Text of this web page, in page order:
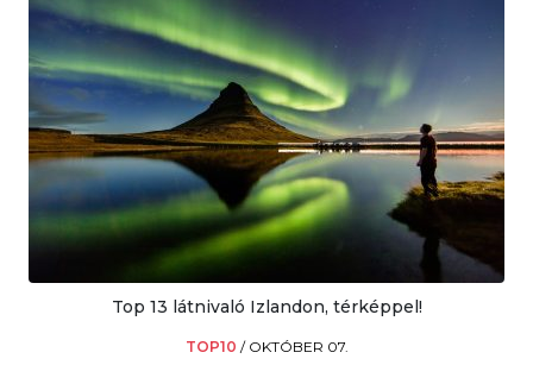
Top 13 látnivaló Izlandon, térképpel!
TOP10 / OKTÓBER 07.